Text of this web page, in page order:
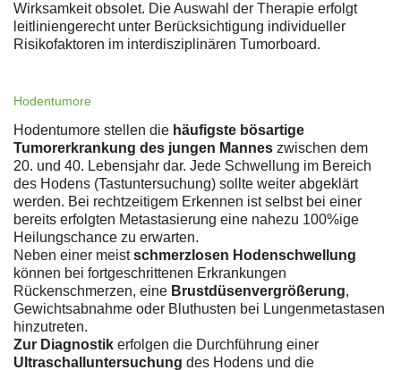
Wirksamkeit obsolet. Die Auswahl der Therapie erfolgt
leitliniengerecht unter Berücksichtigung individueller
Risikofaktoren im interdisziplinären Tumorboard.
Hodentumore
Hodentumore stellen die häufigste bösartige
Tumorerkrankung des jungen Mannes zwischen dem
20. und 40. Lebensjahr dar. Jede Schwellung im Bereich
des Hodens (Tastuntersuchung) sollte weiter abgeklärt
werden. Bei rechtzeitigem Erkennen ist selbst bei einer
bereits erfolgten Metastasierung eine nahezu 100%ige
Heilungschance zu erwarten.
Neben einer meistschmerzlosen Hodenschwellung
können bei fortgeschrittenen Erkrankungen
Rückenschmerzen, eine Brustdüsenvergrößerung,
Gewichtsabnahme oder Bluthusten bei Lungenmetastasen
hinzutreten.
Zur Diagnostik erfolgen die Durchführung einer
Ultraschalluntersuchung des Hodens und die